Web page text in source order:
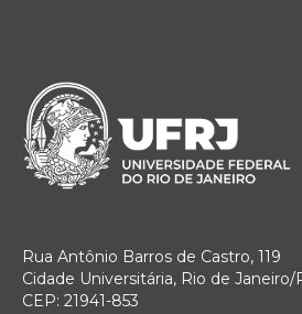
Rua Antônio Barros de Castro, 119
Cidade Universitária, Rio de Janeiro/
CEP: 21941-853